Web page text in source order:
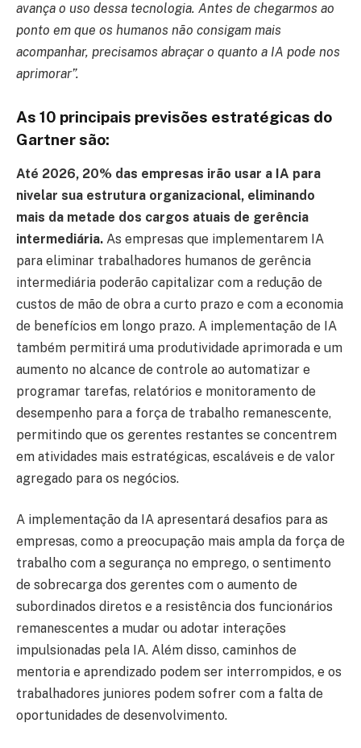
avança o uso dessa tecnologia. Antes de chegarmos ao
ponto em que os humanos não consigam mais
acompanhar, precisamos abraçar o quanto a IA pode nos
aprimorar”.
As 10 principais previsões estratégicas do
Gartner são:
Até 2026, 20% das empresas irão usar a IA para
nivelar sua estrutura organizacional, eliminando
mais da metade dos cargos atuais de gerência
intermediária. As empresas que implementarem IA
para eliminar trabalhadores humanos de gerência
intermediária poderão capitalizar com a redução de
custos de mão de obra a curto prazo e com a economia
de benefícios em longo prazo. A implementação de IA
também permitirá uma produtividade aprimorada e um
aumento no alcance de controle ao automatizar e
programar tarefas, relatórios e monitoramento de
desempenho para a força de trabalho remanescente,
permitindo que os gerentes restantes se concentrem
em atividades mais estratégicas, escaláveis e de valor
agregado para os negócios.
A implementação da IA apresentará desafios para as
empresas, como a preocupação mais ampla da força de
trabalho com a segurança no emprego, o sentimento
de sobrecarga dos gerentes com o aumento de
subordinados diretos e a resistência dos funcionários
remanescentes a mudar ou adotar interações
impulsionadas pela IA. Além disso, caminhos de
mentoria e aprendizado podem ser interrompidos, e os
trabalhadores juniores podem sofrer com a falta de
oportunidades de desenvolvimento.